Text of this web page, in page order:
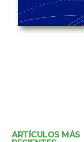
ARTÍCULOS MÁS